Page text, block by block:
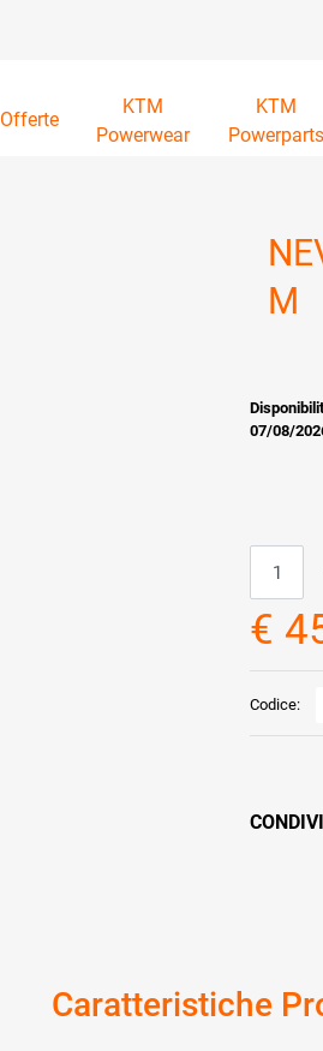
Offerte
KTM
Powerwear
KTM
Powerparts
M
07/08/
€
Codice:
Caratteristiche